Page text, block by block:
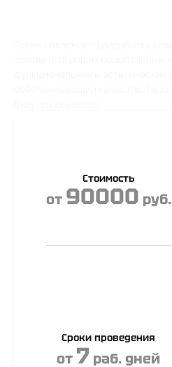
Стоимость
от 90000 руб.
Сроки проведения
от 7 раб. дней